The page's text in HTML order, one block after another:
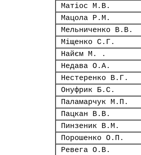
Матіос М.В.
Мацола Р.М.
Мельниченко В.В.
Міщенко С.Г.
Найєм М. .
Недава О.А.
Нестеренко В.Г.
Онуфрик Б.С.
Паламарчук М.П.
Пацкан В.В.
Пинзеник В.М.
Порошенко О.П.
Ревега О.В.